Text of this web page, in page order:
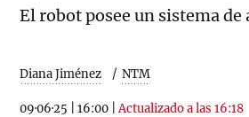
El robot posee un sistema
Diana Jiménez NTM
09·06·25 16:00 |Actualizado a las 16:18